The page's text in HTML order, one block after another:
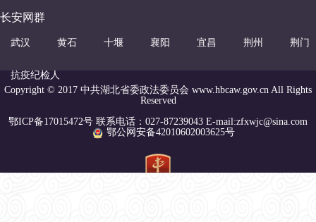
长安网群
武汉 黄石 十堰 襄阳 宜昌 荆州 荆门
抗疫纪检人
Copyright © 2017 中共湖北省委政法委员会 www.hbcaw.gov.cn All Rights
Reserved
鄂ICP备17015472号 联系电话：027-87239043 E-mail:zfxwjc@sina.com
鄂公网安备42010602003625号